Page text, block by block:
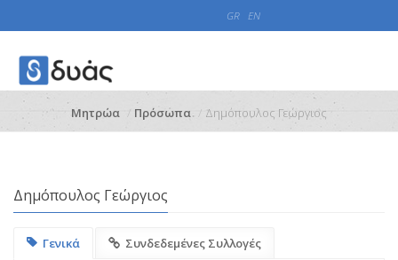
GR EN
Μητρώα Πρόσωπα Δημόπουλος Γεώργιος
Δημόπουλος Γεώργιος
Γενικά Συνδεδεμένες Συλλογές